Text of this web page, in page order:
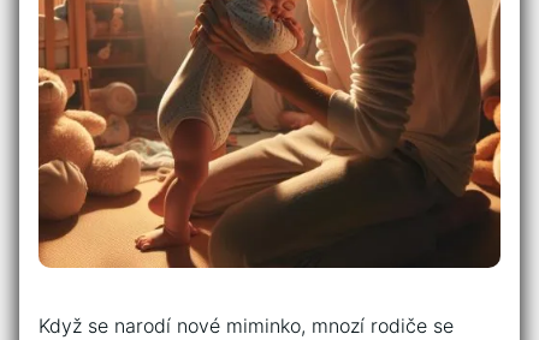
Když se narodí nové miminko, mnozí rodiče se